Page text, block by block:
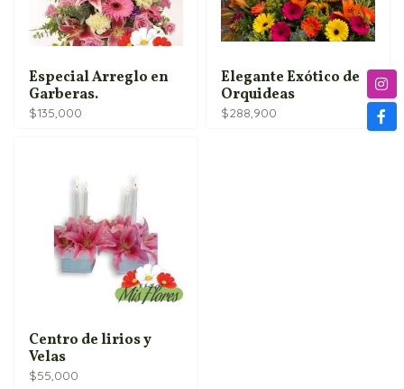
Especial Arreglo en
Garberas.
$135,000
Elegante Exótico de
Orquideas
$288,900
Centro de lirios y
Velas
$55,000